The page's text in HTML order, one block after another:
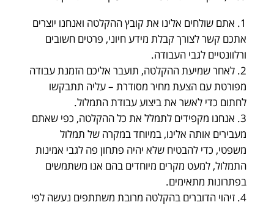
אתם שולחים אלינו את קובץ ההקלטה ואנחנו יוצרים
אתכם קשר לצורך קבלת מידע חיוני, פרטים חשובים
ורלוונטיים לגבי העבודה.
לאחר שמיעת ההקלטה, תועבר אליכם הזמנת עבודה
מפורטת עם הצעת מחיר מסודרת – עליה תתבקשו
לחתום כדי לאשר את ביצוע עבודת התמלול.
אנחנו מקפידים לתמלל את כל ההקלטה, כפי שאתם
מעבירים אותה אלינו, במיוחד במקרה של תמלול
משפטי, כדי להבטיח שלא יהיה פתחון פה לגבי אמינות
התמלול, למעט מקרים מיוחדים בהם אנו משתמשים
בפתרונות מתאימים.
זיהוי הדוברים בהקלטה מרובת משתתפים נעשה לפי